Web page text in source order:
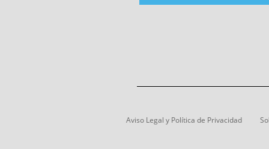
Aviso Legal y Política de Privacidad